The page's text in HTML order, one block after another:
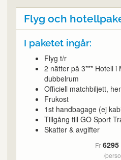
Flyg och
I paketet ingår:
Flyg t/r
2 nätter på 3*** Hotell i
dubbelrum
Officiell matchbiljett,
Frukost
1st handbagage (ej
Tillgång till GO Sport
Skatter & avgifter
Fr 6295
/